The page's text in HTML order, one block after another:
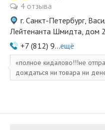
4 отзыва
г. Санкт-Петербург,
Лейтенанта Шмидта, дом
+7 (812) 9...ещё
полное кидалово!!!не
дождаться ни товара ни